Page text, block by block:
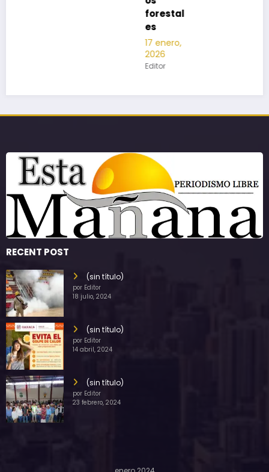
RECENT POST
(sin título)
por Editor
18 julio, 2024
(sin título)
por Editor
14 abril, 2024
(sin título)
por Editor
23 febrero, 2024